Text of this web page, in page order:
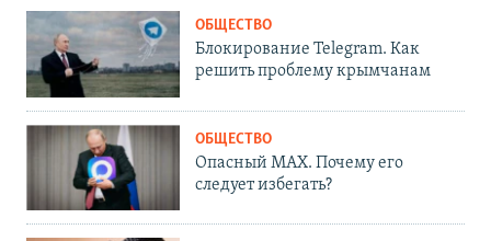
ОБЩЕСТВО
Блокирование Telegram. Как
решить проблему крымчанам
ОБЩЕСТВО
Опасный MAX. Почему его
следует избегать?